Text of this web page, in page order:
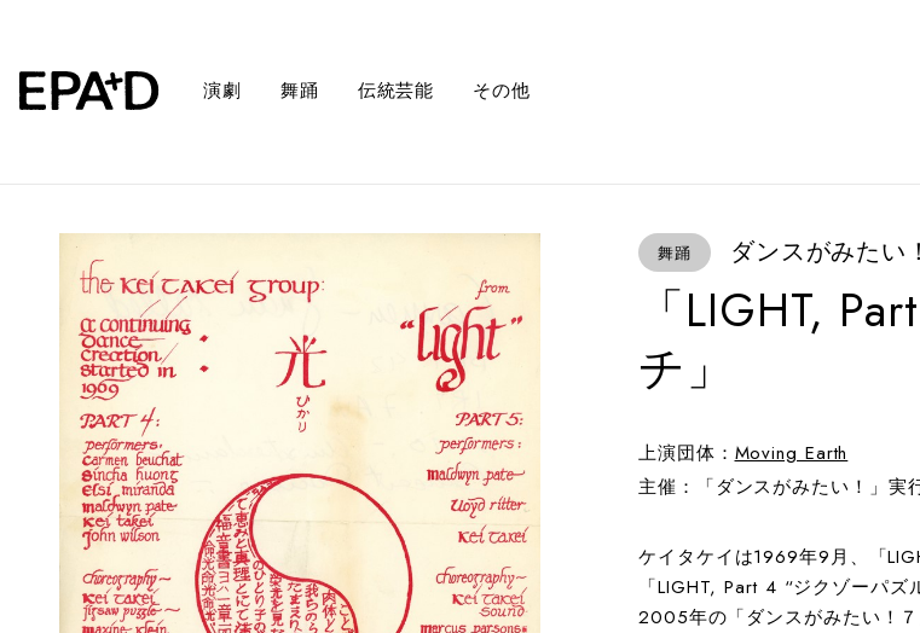
演劇 舞踊 伝統芸能 その他
舞踊 ダンスがみた
「LIGHT,
チ」
上演団体： Moving Earth
主催：「ダンスがみたい！」
ケイタケイは1969年9月、「
「LIGHT, Part 4 “ジクゾーパズ
2005年の「ダンスがみたい！